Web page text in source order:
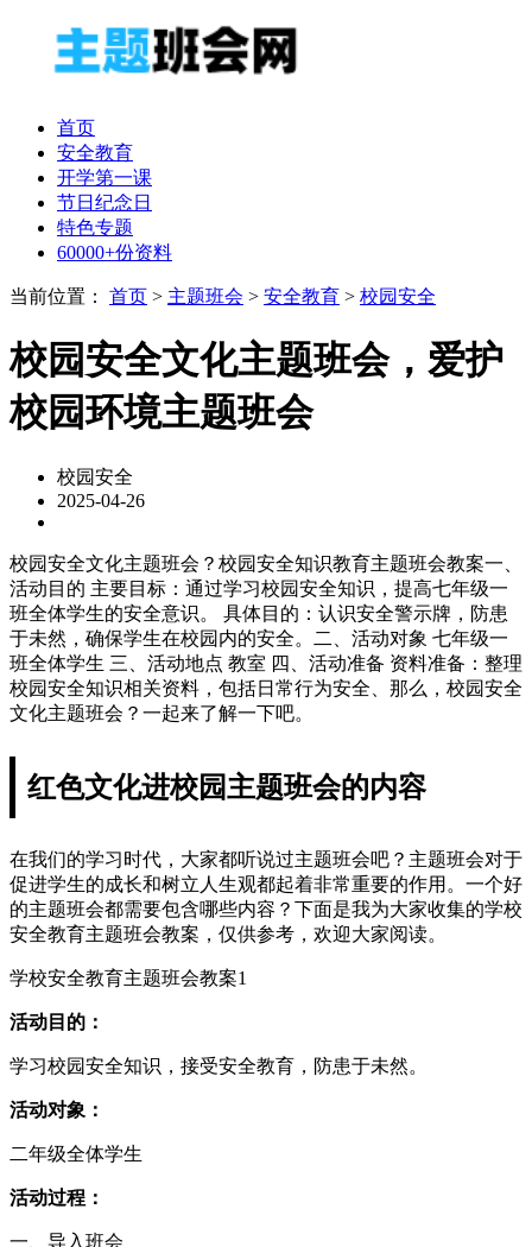
首页
安全教育
开学第一课
节日纪念日
特色专题
60000+份资料
当前位置： 首页 > 主题班会 > 安全教育 > 校园安全
校园安全文化主题班会，爱护
校园环境主题班会
校园安全
2025-04-26
校园安全文化主题班会？校园安全知识教育主题班会教案一、
活动目的 主要目标：通过学习校园安全知识，提高七年级一
班全体学生的安全意识。 具体目的：认识安全警示牌，防患
于未然，确保学生在校园内的安全。二、活动对象 七年级一
班全体学生 三、活动地点 教室 四、活动准备 资料准备：整理
校园安全知识相关资料，包括日常行为安全、那么，校园安全
文化主题班会？一起来了解一下吧。
红色文化进校园主题班会的内容
在我们的学习时代，大家都听说过主题班会吧？主题班会对于
促进学生的成长和树立人生观都起着非常重要的作用。一个好
的主题班会都需要包含哪些内容？下面是我为大家收集的学校
安全教育主题班会教案，仅供参考，欢迎大家阅读。
学校安全教育主题班会教案1
活动目的：
学习校园安全知识，接受安全教育，防患于未然。
活动对象：
二年级全体学生
活动过程：
一、导入班会